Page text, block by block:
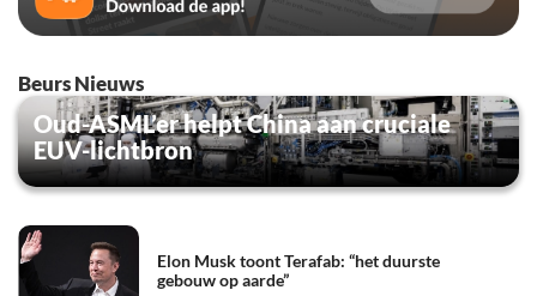
Beurs Nieuws
Oud-ASML’er helpt China aan cruciale
EUV-lichtbron
Elon Musk toont Terafab: “het duurste
gebouw op aarde”